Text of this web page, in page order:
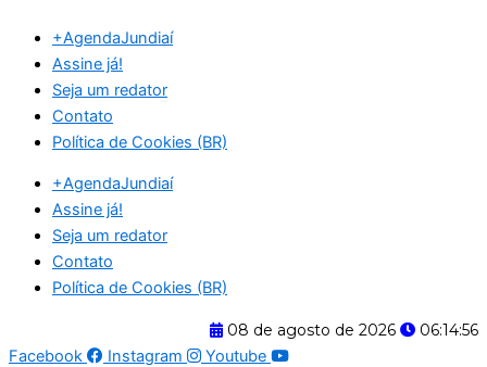
para
conteúdo
+AgendaJundiaí
Assine já!
Seja um redator
Contato
Política de Cookies (BR)
+AgendaJundiaí
Assine já!
Seja um redator
Contato
Política de Cookies (BR)
08 de agosto de 2026
06:14:56
Facebook
Instagram Youtube